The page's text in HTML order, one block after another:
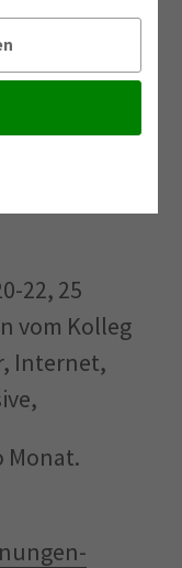
22, 25
vom Kolleg
Internet,
Monat.